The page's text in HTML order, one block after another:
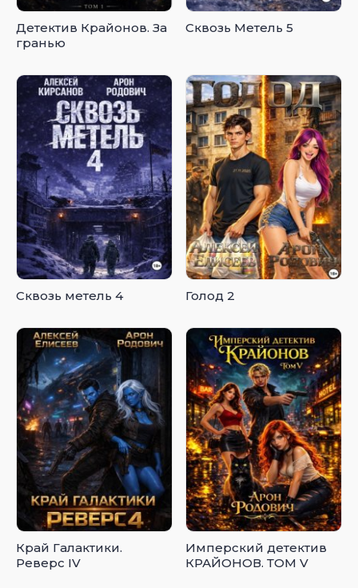
Детектив Крайонов. За
гранью
Сквозь Метель 5
Сквозь метель 4 Голод 2
Край Галактики.
Реверс IV
Имперский детектив
КРАЙОНОВ. ТОМ V